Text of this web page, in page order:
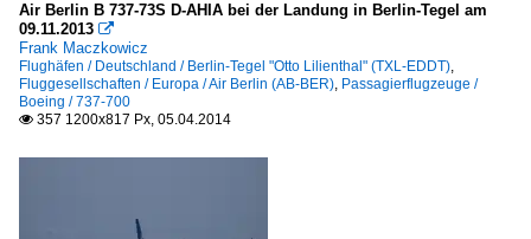
Air Berlin B 737-73S D-AHIA bei der Landung in Berlin-Tegel am
09.11.2013 
Frank Maczkowicz
Flughäfen / Deutschland / Berlin-Tegel "Otto Lilienthal" (TXL-EDDT),
Fluggesellschaften / Europa / Air Berlin (AB-BER), Passagierflugzeuge /
Boeing / 737-700
 357 1200x817 Px, 05.04.2014